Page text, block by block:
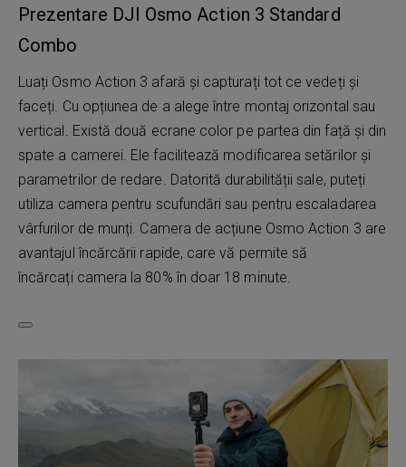
Prezentare DJI Osmo Action 3 Standard
Combo
Luați Osmo Action 3 afară și capturați tot ce vedeți și
faceți. Cu opțiunea de a alege între montaj orizontal sau
vertical. Există două ecrane color pe partea din față și din
spate a camerei. Ele facilitează modificarea setărilor și
parametrilor de redare. Datorită durabilității sale, puteți
utiliza camera pentru scufundări sau pentru escaladarea
vârfurilor de munți. Camera de acțiune Osmo Action 3 are
avantajul încărcării rapide, care vă permite să
încărcați camera la 80% în doar 18 minute.